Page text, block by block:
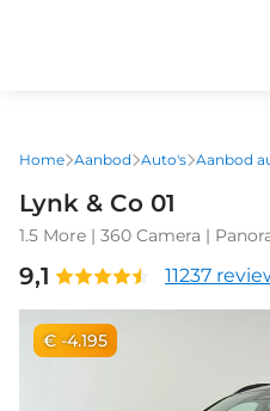
gaan
Home Aanbod Auto's Aanbod
Lynk & Co 01
1.5 More | 360 Camera |
9,1 11237
€ -4.195